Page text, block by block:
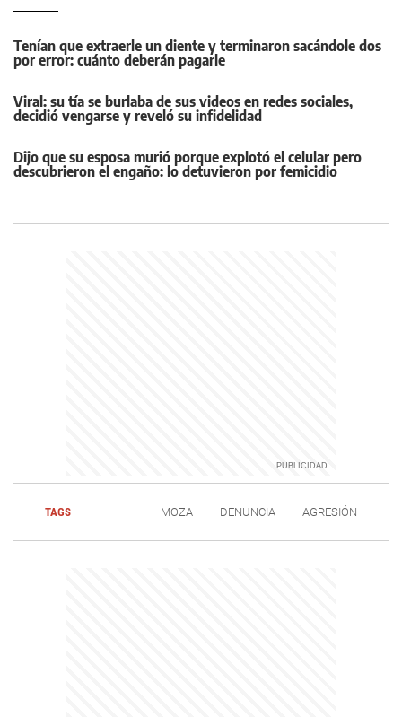
Tenían que extraerle un diente y terminaron sacándole dos
por error: cuánto deberán pagarle
Viral: su tía se burlaba de sus videos en redes sociales,
decidió vengarse y reveló su infidelidad
Dijo que su esposa murió porque explotó el celular pero
descubrieron el engaño: lo detuvieron por femicidio
TAGS MOZA DENUNCIA AGRESIÓN